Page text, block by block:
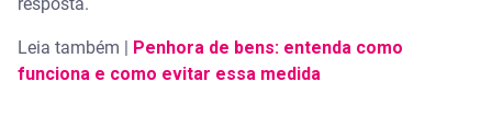
Conte com a Serasa para evitar que as dívidas se
acumulem
Leia também |
Penhora de bens: entenda como
funciona e como evitar essa medida